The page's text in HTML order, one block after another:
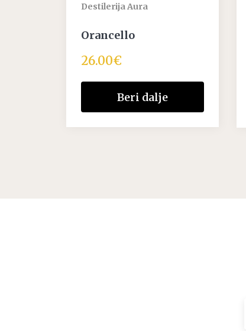
Destilerija Aura
Orancello
26.00€
Beri dalje